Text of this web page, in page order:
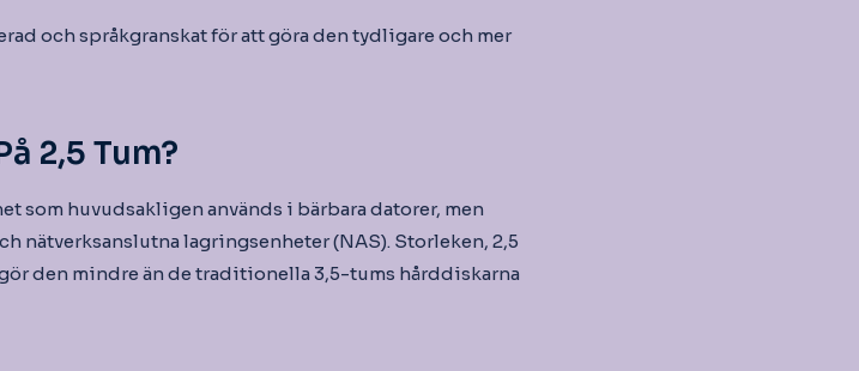
och språkgranskat för att göra den tydligare och mer
2,5 Tum?
som huvudsakligen används i bärbara datorer, men
nätverksanslutna lagringsenheter (NAS). Storleken, 2,5
den mindre än de traditionella 3,5-tums hårddiskarna